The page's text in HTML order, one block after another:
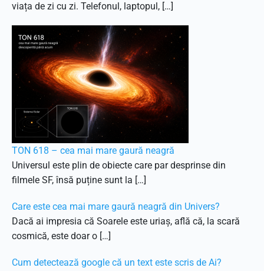
viața de zi cu zi. Telefonul, laptopul, […]
TON 618 – cea mai mare gaură neagră
Universul este plin de obiecte care par desprinse din
filmele SF, însă puține sunt la […]
Care este cea mai mare gaură neagră din Univers?
Dacă ai impresia că Soarele este uriaș, află că, la scară
cosmică, este doar o […]
Cum detectează google că un text este scris de Ai?